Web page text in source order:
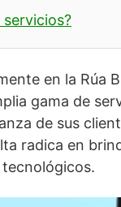
servicios?
en la Rúa
gama de
de sus
radica en